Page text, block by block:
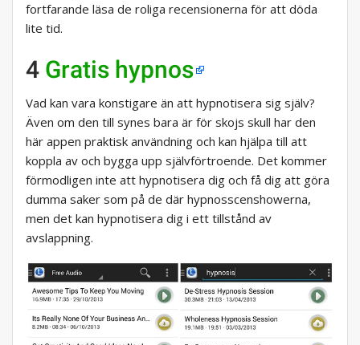
fortfarande läsa de roliga recensionerna för att döda
lite tid.
4 Gratis hypnos
Vad kan vara konstigare än att hypnotisera sig själv?
Även om den till synes bara är för skojs skull har den
här appen praktisk användning och kan hjälpa till att
koppla av och bygga upp självförtroende. Det kommer
förmodligen inte att hypnotisera dig och få dig att göra
dumma saker som på de där hypnosscenshowerna,
men det kan hypnotisera dig i ett tillstånd av
avslappning.